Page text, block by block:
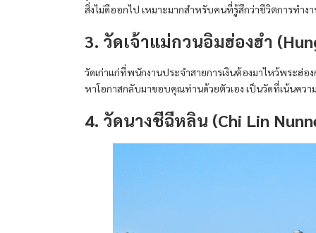
สิ่งไม่ดีออกไป เหมาะมากสำหรับคนที่รู้สึกว่าชีวิตการทำง
3. วัดเจ้าแม่กวนอิมฮ่องฮำ
วัดเก่าแก่ที่พนักงานประจำสายการเงินต้องมาไหว้พระฮ่อ
หาโอกาสกลับมาขอบคุณท่านด้วยตัวเอง เป็นวัดที่เน้นควา
4. วัดนางชีฉีหลิน (Chi Lin